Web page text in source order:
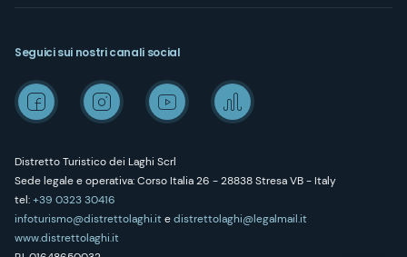
Distretto Turistico dei Laghi Scrl
Sede legale e operativa: Corso Italia 26 - 28838 Stresa VB - Italy
tel:+39 0323 30416
infoturismo@distrettolaghi.itedistrettolaghi@legalmail.it
www.distrettolaghi.it
Seguici sui nostri canali social